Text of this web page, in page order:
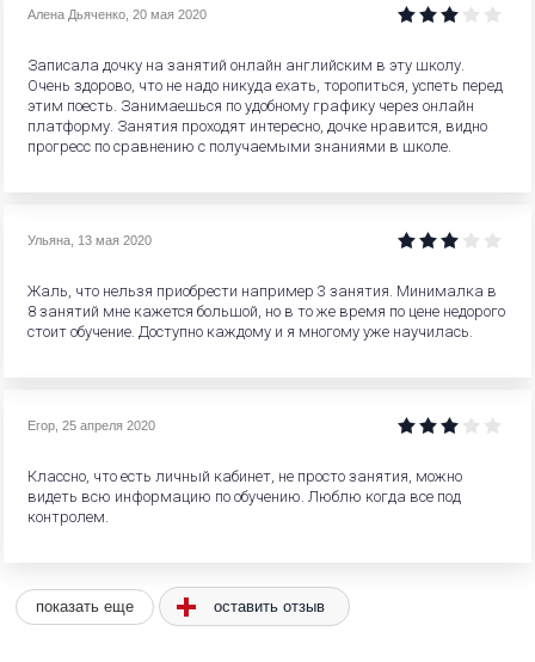
Алена Дьяченко, 20 мая 2020
Записала дочку на занятий онлайн английским в эту школу.
Очень здорово, что не надо никуда ехать, торопиться, успеть перед
этим поесть. Занимаешься по удобному графику через онлайн
платформу. Занятия проходят интересно, дочке нравится, видно
прогресс по сравнению с получаемыми знаниями в школе.
Ульяна, 13 мая 2020
Жаль, что нельзя приобрести например 3 занятия. Минималка в
8 занятий мне кажется большой, но в то же время по цене недорого
стоит обучение. Доступно каждому и я многому уже научилась.
Егор, 25 апреля 2020
Классно, что есть личный кабинет, не просто занятия, можно
видеть всю информацию по обучению. Люблю когда все под
контролем.
показать еще оставить отзыв